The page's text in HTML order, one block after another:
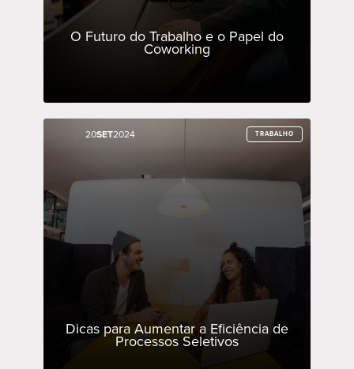
O Futuro do Trabalho e o Papel do
Coworking
20SET2024 TRABALHO
Dicas para Aumentar a Eficiência de
Processos Seletivos
20SET2024 TRABALHO